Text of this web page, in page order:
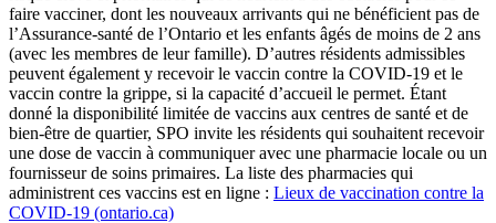
faire vacciner, dont les nouveaux arrivants qui ne bénéficient pas de
l’Assurance-santé de l’Ontario et les enfants âgés de moins de 2 ans
(avec les membres de leur famille). D’autres résidents admissibles
peuvent également y recevoir le vaccin contre la COVID-19 et le
vaccin contre la grippe, si la capacité d’accueil le permet. Étant
donné la disponibilité limitée de vaccins aux centres de santé et de
bien-être de quartier, SPO invite les résidents qui souhaitent recevoir
une dose de vaccin à communiquer avec une pharmacie locale ou un
fournisseur de soins primaires. La liste des pharmacies qui
administrent ces vaccins est en ligne : Lieux de vaccination contre la
COVID-19 (ontario.ca)